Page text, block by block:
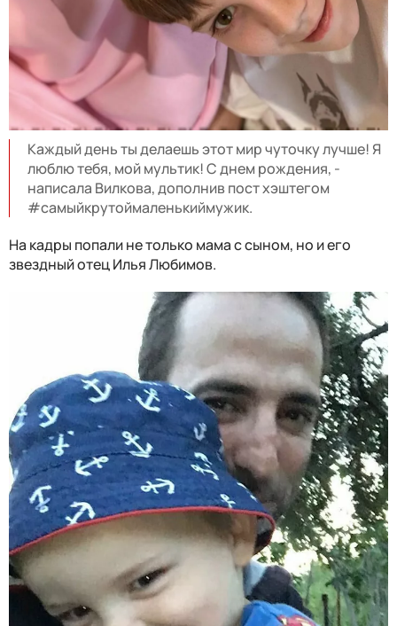
Каждый день ты делаешь этот мир чуточку лучше! Я
люблю тебя, мой мультик! С днем рождения, -
написала Вилкова, дополнив пост хэштегом
#самыйкрутоймаленькиймужик.
На кадры попали не только мама с сыном, но и его
звездный отец Илья Любимов.